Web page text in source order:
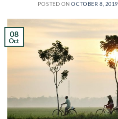
POSTED ONOCTOBER 8, 2019
08
Oct